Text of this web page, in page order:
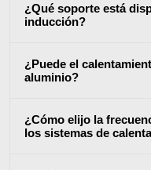
¿Qué soporte está
inducción?
¿Puede el
aluminio?
¿Cómo elijo la
los sistemas de